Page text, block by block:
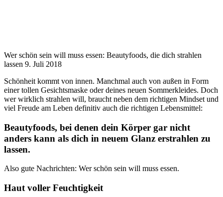
Wer schön sein will muss essen: Beautyfoods, die dich strahlen
lassen 9. Juli 2018
Schönheit kommt von innen. Manchmal auch von außen in Form
einer tollen Gesichtsmaske oder deines neuen Sommerkleides. Doch
wer wirklich strahlen will, braucht neben dem richtigen Mindset und
viel Freude am Leben definitiv auch die richtigen Lebensmittel:
Beautyfoods, bei denen dein Körper gar nicht
anders kann als dich in neuem Glanz erstrahlen zu
lassen.
Also gute Nachrichten: Wer schön sein will muss essen.
Haut voller Feuchtigkeit